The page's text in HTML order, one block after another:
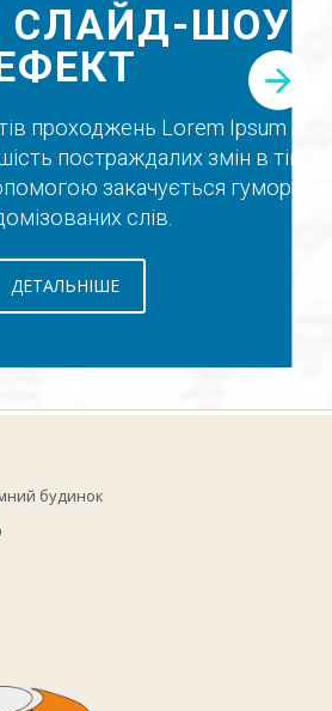
СЛАЙД-ШОУ
проходжень Lorem Ipsum
постраждалих змін в тій чи
закачується гумору
слів.
ДЕТАЛЬНІШЕ
будинок